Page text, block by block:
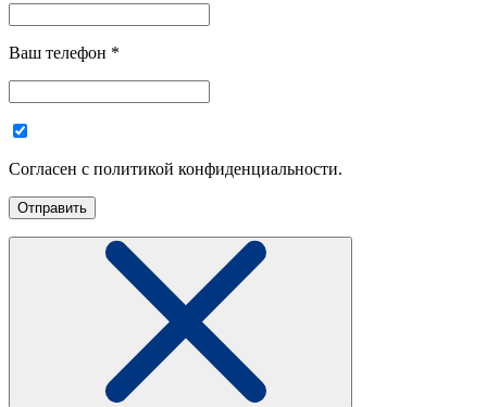
Ваш телефон *
Согласен с политикой конфиденциальности.